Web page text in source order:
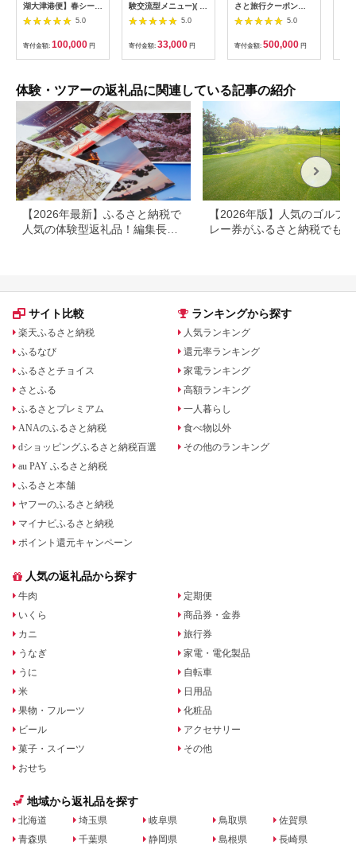
湖大津港便】春シーズ
ン先行予約権（２名様
分の乗船予約の権利）
5.0
寄付金額: 100,000 円
験交流型メニュー)( 体
験 田舎 自然 松浦市
そば そば打ち )【D3-
5.0
寄付金額: 33,000 円
さと旅行クーポン
（150,000円分）有効
期間3年（Eメール発
行）｜予約 宿泊 観光
体験 温泉 ホテル 旅館
チケット 子供 子連れ
ンライン ネット 電話
神奈川 神奈川
5.0
寄付金額: 500,000 円
体験・ツアーの返礼品に関連している記事の紹介
【2026年最新】ふるさと納税で
人気の体験型返礼品！編集長お
【2026年版】人気のゴルフ
レー券がふるさと納税でもら
サイト比較
楽天ふるさと納税
ふるなび
ふるさとチョイス
さとふる
ふるさとプレミアム
ANAのふるさと納税
dショッピングふるさと納税百選
au PAY ふるさと納税
ふるさと本舗
ヤフーのふるさと納税
マイナビふるさと納税
ポイント還元キャンペーン
ランキングから探す
人気ランキング
還元率ランキング
家電ランキング
高額ランキング
一人暮らし
食べ物以外
その他のランキング
人気の返礼品から探す
牛肉
いくら
カニ
うなぎ
うに
米
果物・フルーツ
ビール
菓子・スイーツ
おせち
定期便
商品券・金券
旅行券
家電・電化製品
自転車
日用品
化粧品
アクセサリー
その他
地域から返礼品を探す
北海道
青森県
埼玉県
千葉県
岐阜県
静岡県
鳥取県
島根県
佐賀県
長崎県